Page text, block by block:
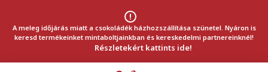
A meleg időjárás miatt a csokoládék házhozszállítása szünetel. Nyáron is
keresd termékeinket mintaboltjainkban és kereskedelmi partnereinknél!
Részletekért kattints ide!